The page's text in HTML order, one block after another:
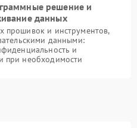
решение и
данных
прошивок и инструментов,
данными:
и
при необходимости